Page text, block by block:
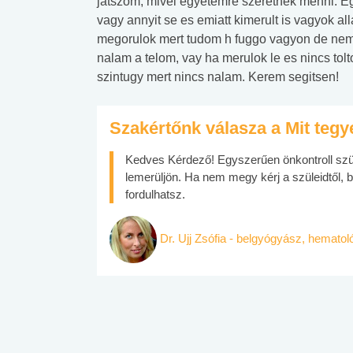
vagy annyit se es emiatt kimerult is vagyok
megorulok mert tudom h fuggo vagyon de
nalam a telom, vay ha merulok le es nincs
szintugy mert nincs nalam. Kerem segitsen!
Szakértőnk válasza a Mit
Kedves Kérdező! Egyszerűen önkontroll
lemerüljön. Ha nem megy kérj a szüleidtől,
fordulhatsz.
Dr. Ujj Zsófia - belgyógyász,